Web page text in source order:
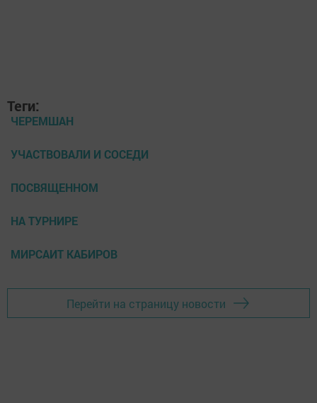
Теги:
ЧЕРЕМШАН
УЧАСТВОВАЛИ И СОСЕДИ
ПОСВЯЩЕННОМ
НА ТУРНИРЕ
МИРСАИТ КАБИРОВ
Перейти на страницу новости